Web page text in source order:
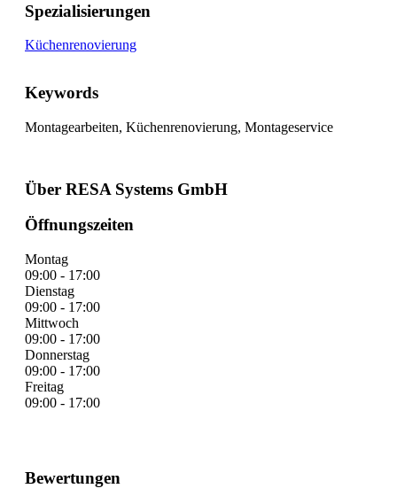
Spezialisierungen
Küchenrenovierung
Keywords
Montagearbeiten, Küchenrenovierung, Montageservice
Über RESA Systems GmbH
Öffnungszeiten
Montag
09:00 - 17:00
Dienstag
09:00 - 17:00
Mittwoch
09:00 - 17:00
Donnerstag
09:00 - 17:00
Freitag
09:00 - 17:00
Bewertungen